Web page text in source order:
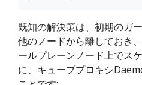
既知の解決策は、初期のガ
他のノードから離しておき
ールプレーンノード上でス
に、キューブプロキシ